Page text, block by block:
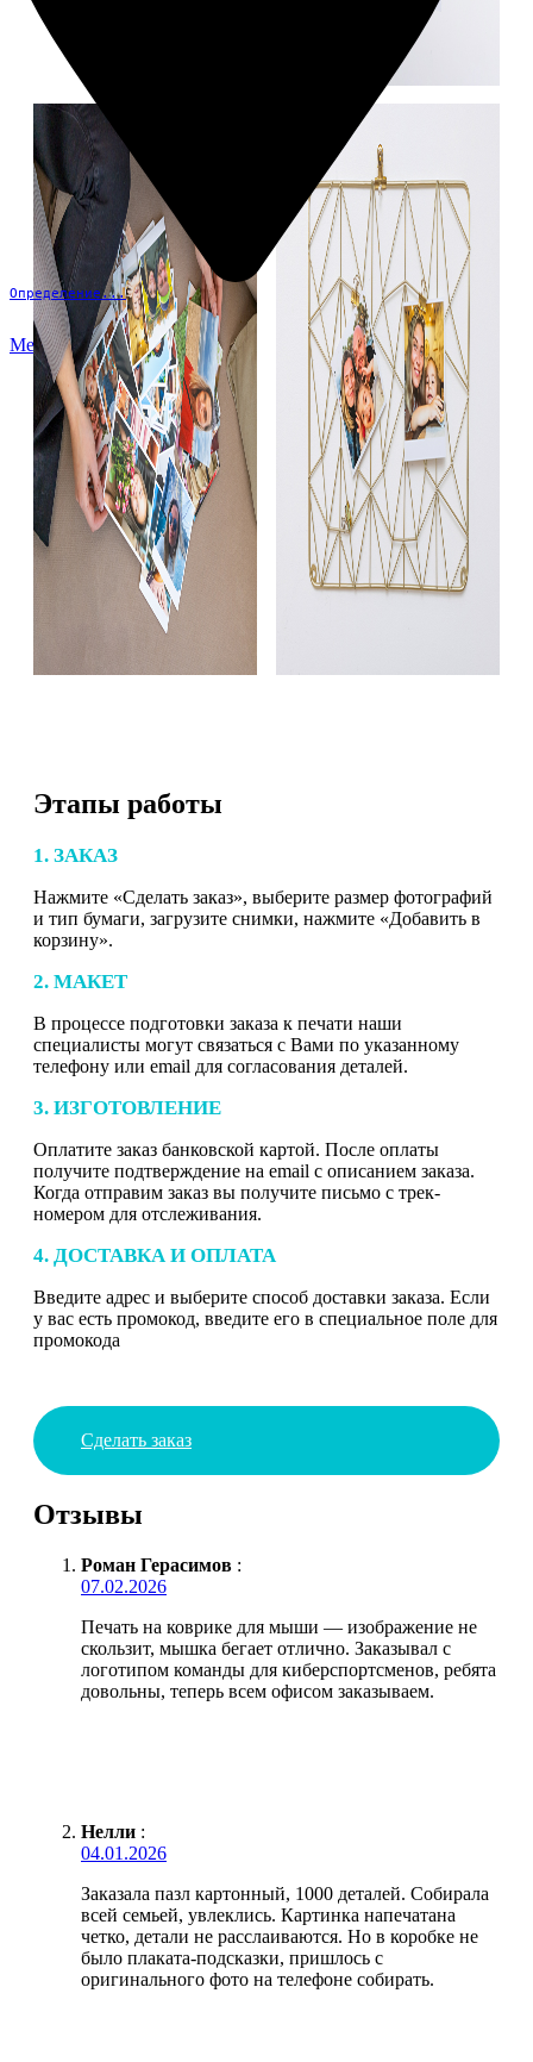
Определение...
Меню
Этапы работы
1. ЗАКАЗ
Нажмите «Сделать заказ», выберите размер фотографий
и тип бумаги, загрузите снимки, нажмите «Добавить в
корзину».
2. МАКЕТ
В процессе подготовки заказа к печати наши
специалисты могут связаться с Вами по указанному
телефону или email для согласования деталей.
3. ИЗГОТОВЛЕНИЕ
Оплатите заказ банковской картой. После оплаты
получите подтверждение на email с описанием заказа.
Когда отправим заказ вы получите письмо с трек-
номером для отслеживания.
4. ДОСТАВКА И ОПЛАТА
Введите адрес и выберите способ доставки заказа. Если
у вас есть промокод, введите его в специальное поле для
промокода
Сделать заказ
Отзывы
Роман Герасимов :
07.02.2026
Печать на коврике для мыши — изображение не
скользит, мышка бегает отлично. Заказывал с
логотипом команды для киберспортсменов, ребята
довольны, теперь всем офисом заказываем.
Нелли :
04.01.2026
Заказала пазл картонный, 1000 деталей. Собирала
всей семьей, увлеклись. Картинка напечатана
четко, детали не расслаиваются. Но в коробке не
было плаката-подсказки, пришлось с
оригинального фото на телефоне собирать.